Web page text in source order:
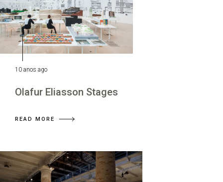
10 anos ago
Olafur Eliasson Stages
READ MORE